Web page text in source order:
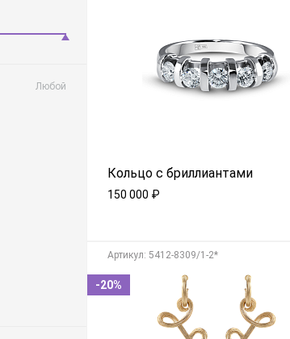
Любой
Кольцо с бриллиантами
150 000 ₽
Aртикул: 5412-8309/1-2*
-20%